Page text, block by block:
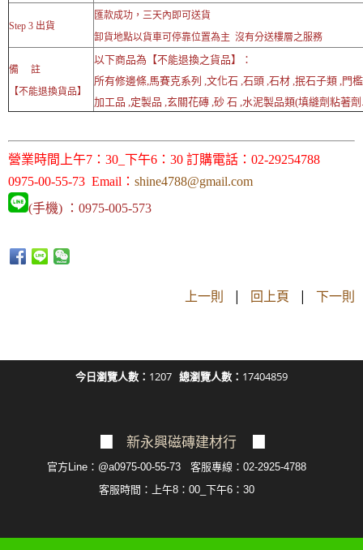
Step 3 出貨
匯款成功，三天內即可送貨
卸貨地點以貨車可停靠位置為主 沒有分送樓層之服務
備 註
【不能退換貨品】
以下商品為【不能退換之貨品】：
所有修邊條,馬賽克系列 ,文化石 ,石頭 ,石材 ,抿石子類 ,門
加工品 ,定製品 ,玄關花磚 ,砂 石 ,水泥製品類(填縫劑粘著劑
營業時間上午7：30_下午6：30 訂購電話：02-29254788
0975-00-55-73 Email： shine4788@gmail.com
(手機) ：0975-005-573
上一則 | 回上頁 | 下一則
今日瀏覽人數： 1207 總瀏覽人數： 17404859
新永興磁磚建材行
官方Line：@a0975-00-55-73 客服專線：02-2925-4788
客服 時間：上午8：00_下午6：30